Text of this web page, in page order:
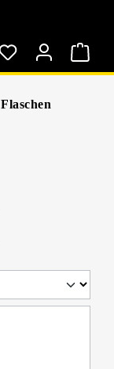
Flaschen